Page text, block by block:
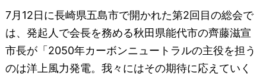
7月12日に長崎県五島市で開かれた第2回目の総会で
は、発起人で会長を務める秋田県能代市の齊藤滋宣
市長が「2050年カーボンニュートラルの主役を担う
のは洋上風力発電。我々にはその期待に応えていく